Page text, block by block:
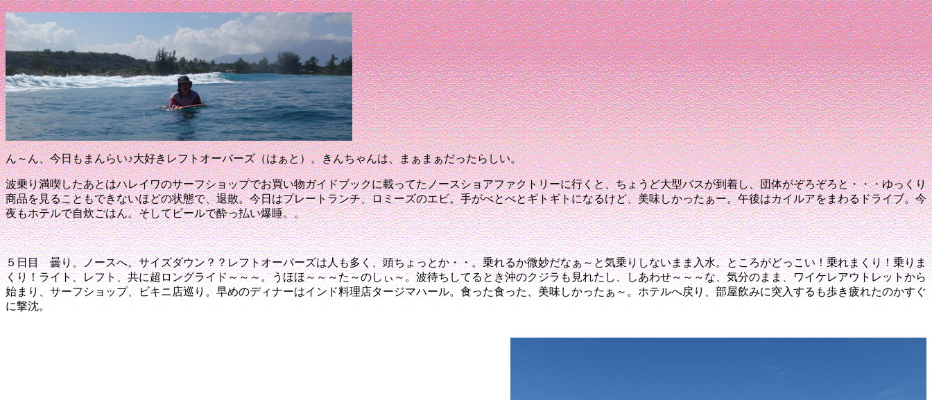
ん～ん、今日もまんらい♪大好きレフトオーバーズ（はぁと）。きんちゃんは、まぁまぁだったらしい。
波乗り満喫したあとはハレイワのサーフショップでお買い物ガイドブックに載ってたノースショアファクトリーに行くと、ちょうど大型バスが到着し、団体がぞろぞろと・・・ゆっくり
商品を見ることもできないほどの状態で、退散。今日はプレートランチ、ロミーズのエビ。手がべとべとギトギトになるけど、美味しかったぁー。午後はカイルアをまわるドライブ。今
夜もホテルで自炊ごはん。そしてビールで酔っ払い爆睡。。
５日目 曇り。ノースへ。サイズダウン？？レフトオーバーズは人も多く、頭ちょっとか・・。乗れるか微妙だなぁ～と気乗りしないまま入水。ところがどっこい！乗れまくり！乗りま
くり！ライト、レフト、共に超ロングライド～～～。うほほ～～～た～のしぃ～。波待ちしてるとき沖のクジラも見れたし、しあわせ～～～な、気分のまま、ワイケレアウトレットから
始まり、サーフショップ、ビキニ店巡り 。早めのディナーはインド料理店タージマハール。食った食った、美味しかったぁ～。ホテルへ戻り、部屋飲みに突入するも歩き疲れたのかすぐ
に撃沈。